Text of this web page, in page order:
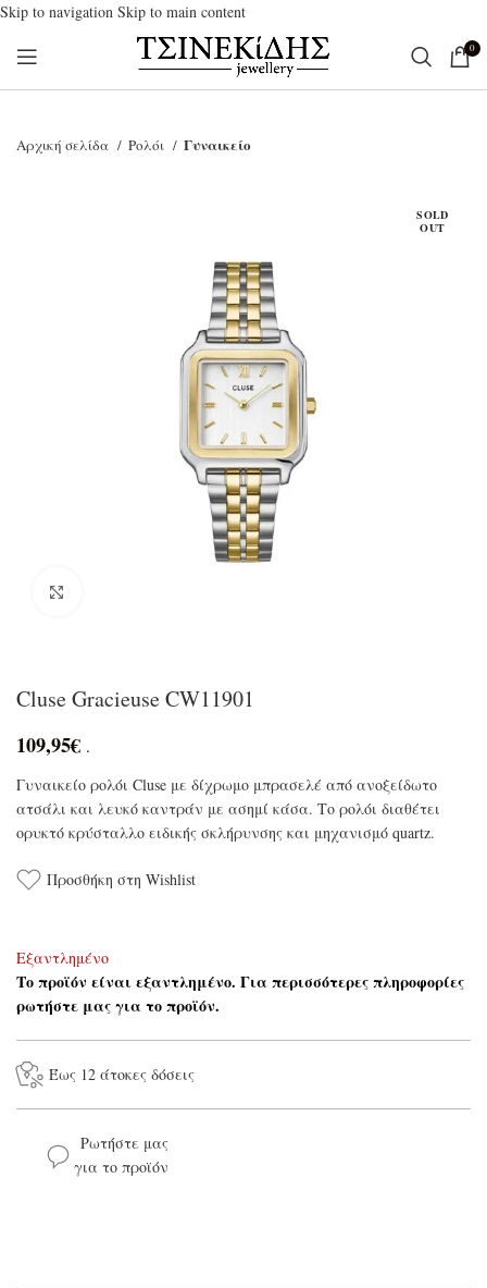
Skip to navigation Skip to main content
0
Αρχική σελίδα Ρολόι Γυναικείο
SOLD
OUT
Cluse Gracieuse CW11901
109,95€ .
Γυναικείο ρολόι Cluse με δίχρωμο μπρασελέ από ανοξείδωτο
ατσάλι και λευκό καντράν με ασημί κάσα. Το ρολόι διαθέτει
ορυκτό κρύσταλλο ειδικής σκλήρυνσης και μηχανισμό quartz.
Προσθήκη στη Wishlist
Εξαντλημένο
Το προϊόν είναι εξαντλημένο. Για περισσότερες πληροφορίες
ρωτήστε μας για το προϊόν.
Έως 12 άτοκες δόσεις
Ρωτήστε μας
για το προϊόν